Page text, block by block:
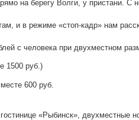
на берегу Волги, у пристани.
и в режиме «стоп-кадр» нам
с человека при двухместном
1500 руб.)
600 руб.
«Рыбинск», двухместные